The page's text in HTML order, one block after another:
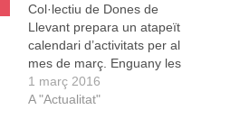
Col·lectiu de Dones de
Llevant prepara un atapeït
calendari d’activitats per al
mes de març. Enguany les
grans protagonistes dels
actes seran les mares i les
1 març 2016
A "Actualitat"